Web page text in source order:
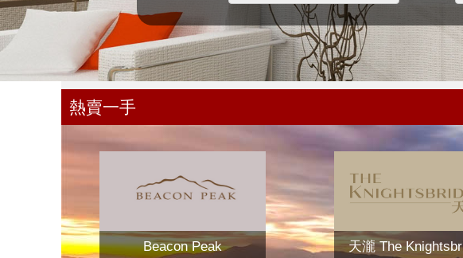
熱賣一手
Beacon Peak 天瀧 The